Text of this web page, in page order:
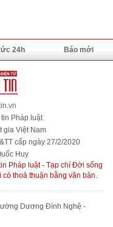
24h Báo mới
Pháp luật
gia Việt Nam
cấp ngày 27/2/2020
Huy
Pháp luật - Tạp chí Đời sống
thoả thuận bằng văn bản.
Dương Đình Nghệ -